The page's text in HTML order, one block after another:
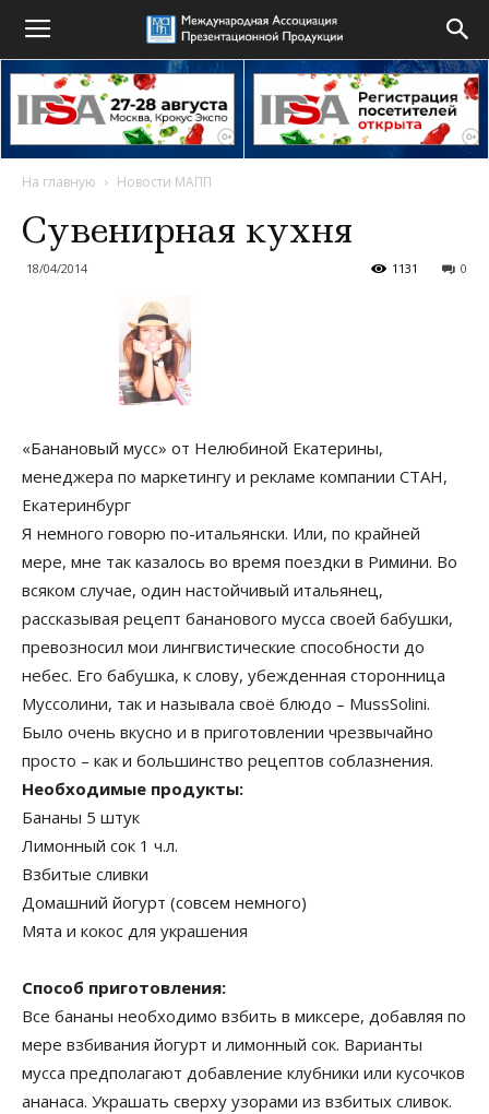
На главную Новости МАПП
Сувенирная кухня
18/04/2014 0
1131
«Банановый мусс» от Нелюбиной Екатерины,
менеджера по маркетингу и рекламе компании СТАН,
Екатеринбург
Я немного говорю по-итальянски. Или, по крайней
мере, мне так казалось во время поездки в Римини. Во
всяком случае, один настойчивый итальянец,
рассказывая рецепт бананового мусса своей бабушки,
превозносил мои лингвистические способности до
небес. Его бабушка, к слову, убежденная сторонница
Муссолини, так и называла своё блюдо – MussSolini.
Было очень вкусно и в приготовлении чрезвычайно
просто – как и большинство рецептов соблазнения.
Необходимые продукты:
Бананы 5 штук
Лимонный сок 1 ч.л.
Взбитые сливки
Домашний йогурт (совсем немного)
Мята и кокос для украшения
Способ приготовления:
Все бананы необходимо взбить в миксере, добавляя по
мере взбивания йогурт и лимонный сок. Варианты
мусса предполагают добавление клубники или кусочков
ананаса. Украшать сверху узорами из взбитых сливок.